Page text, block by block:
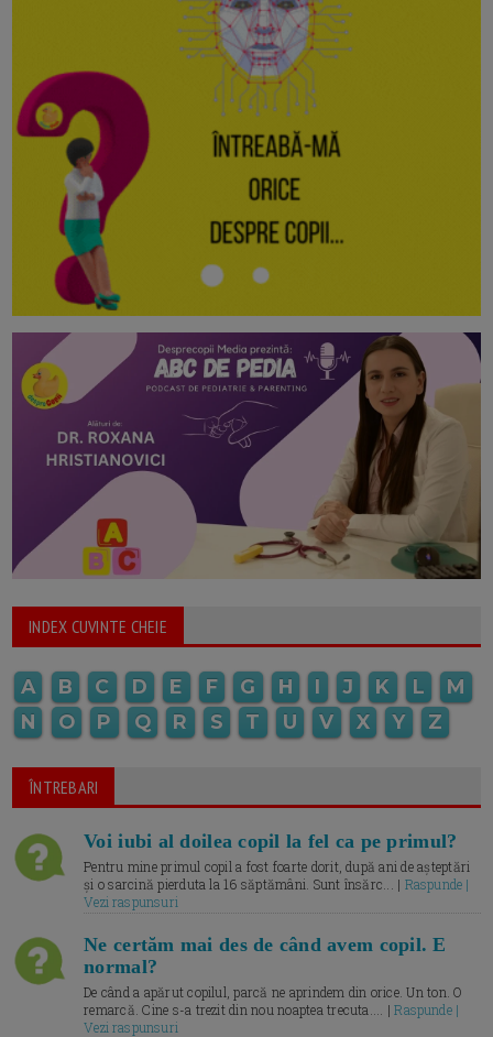
INDEX CUVINTE CHEIE
A B C D E F G H I J K L
M
N
O P Q R S T U V X Y Z
ÎNTREBARI
Voi iubi al doilea copil la fel ca pe primul?
Pentru mine primul copil a fost foarte dorit, după ani de așteptări
și o sarcină pierduta la 16 săptămâni. Sunt însărc... | Raspunde |
Vezi raspunsuri
Ne certăm mai des de când avem copil. E
normal?
De când a apărut copilul, parcă ne aprindem din orice. Un ton. O
remarcă. Cine s-a trezit din nou noaptea trecuta.... |Raspunde |
Vezi raspunsuri